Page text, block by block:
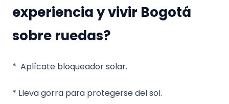
experiencia y vivir Bogotá
sobre ruedas?
* Aplícate bloqueador solar.
* Lleva gorra para protegerse del sol.